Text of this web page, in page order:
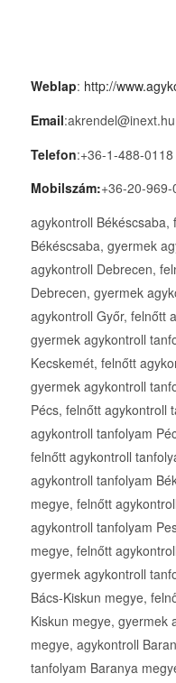
Weblap: http://
Email:akrendel@inext.hu
Telefon:+36-1-488-0118
Mobilszám:+36-20-969-
agykontroll Békéscsaba,
Békéscsaba, gyermek
agykontroll Debrecen,
Debrecen, gyermek
agykontroll Győr, felnőtt
gyermek agykontroll
Kecskemét, felnőtt
gyermek agykontroll
Pécs, felnőtt agykontroll
agykontroll tanfolyam
felnőtt agykontroll
agykontroll tanfolyam
megye, felnőtt
agykontroll tanfolyam
megye, felnőtt
gyermek agykontroll
Bács-Kiskun megye,
Kiskun megye, gyermek
megye, agykontroll
tanfolyam Baranya